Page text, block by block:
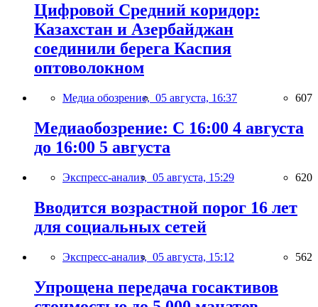
Цифровой Средний коридор:
Казахстан и Азербайджан
соединили берега Каспия
оптоволокном
Медиа обозрение, 05 августа, 16:37 607
Медиаобозрение: С 16:00 4 августа
до 16:00 5 августа
Экспресс-анализ, 05 августа, 15:29 620
Вводится возрастной порог 16 лет
для социальных сетей
Экспресс-анализ, 05 августа, 15:12 562
Упрощена передача госактивов